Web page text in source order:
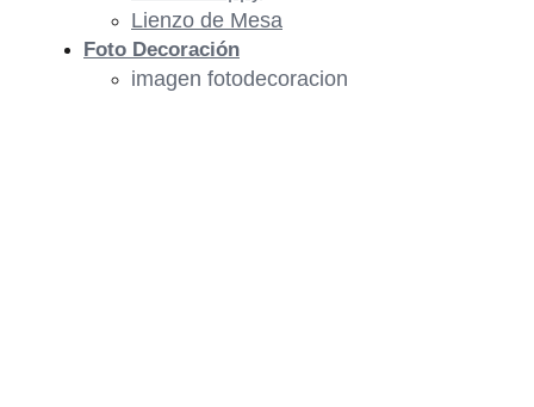
Lienzo de Mesa
Foto Decoración
imagen fotodecoracion